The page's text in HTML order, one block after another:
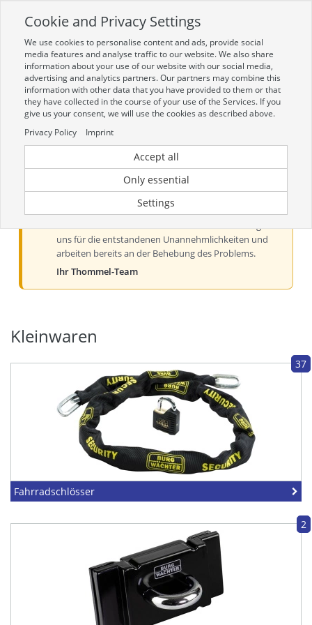
Zur mobilen Kompaktversion (Login erforderlich)
Toggle
navigation
Aktueller Hinweis zur Preis- und
Verfügbarkeitsanzeige
Liebe Kundinnen und Kunden, derzeit kann es bei der
Preis- und Verfügbarkeitsanzeige aus technischen
uns für die entstandenen Unannehmlichkeiten und
arbeiten bereits an der Behebung des Problems.
Ihr Thommel-Team
Kleinwaren
37
Fahrradschlösser
2
Cookie and Privacy Settings
We use cookies to personalise content and ads, provide social
media features and analyse traffic to our website. We also share
information about your use of our website with our social media,
advertising and analytics partners. Our partners may combine this
information with other data that you have provided to them or that
they have collected in the course of your use of the Services. If you
give us your consent, we will use the cookies as described above.
Privacy Policy
Imprint
Accept all
Only essential
Settings